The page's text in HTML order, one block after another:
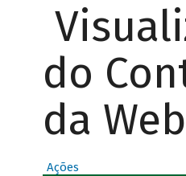
do
da Web
Ações